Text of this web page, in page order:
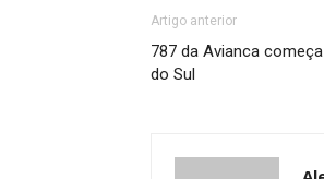
Artigo anterior
787 da Avianca
do Sul